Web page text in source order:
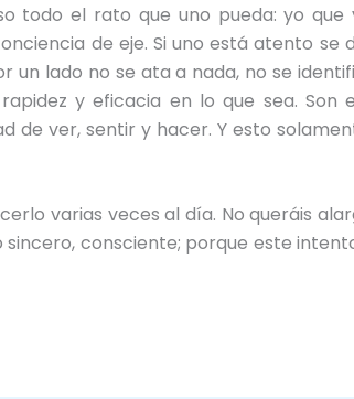
todo el rato que uno pueda: yo que
de eje. Si uno está atento
un lado no se ata a nada, no se
y eficacia en lo que sea. Son
de ver, sentir y hacer. Y esto
varias veces al día. No queráis
consciente; porque este